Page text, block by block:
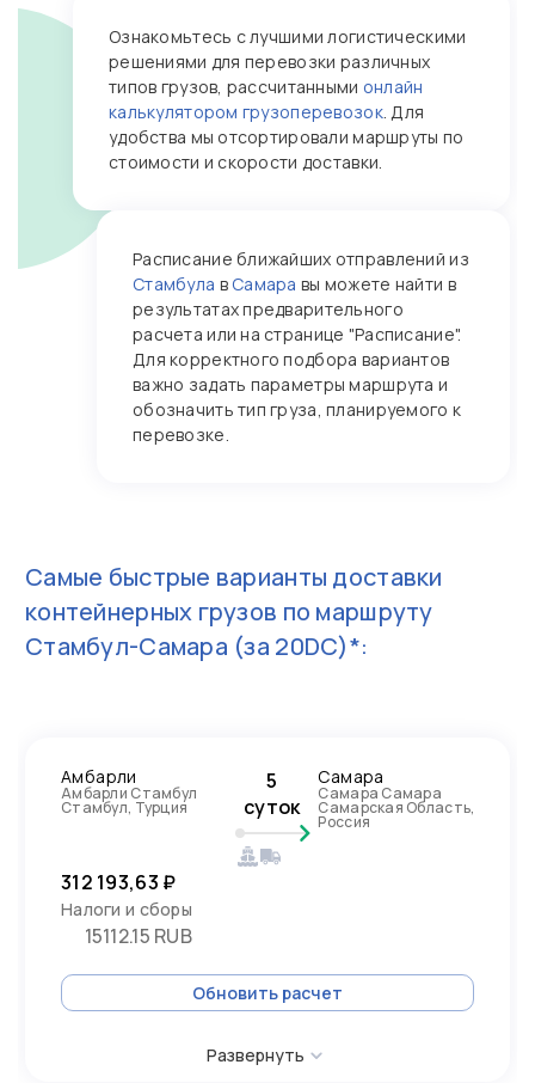
Ознакомьтесь с лучшими логистическими
решениями для перевозки различных
типов грузов, рассчитанными онлайн
калькулятором грузоперевозок. Для
удобства мы отсортировали маршруты по
стоимости и скорости доставки.
Расписание ближайших отправлений из
Стамбула в Самара вы можете найти в
результатах предварительного
расчета или на странице "Расписание".
Для корректного подбора вариантов
важно задать параметры маршрута и
обозначить тип груза, планируемого к
перевозке.
Самые быстрые варианты доставки
контейнерных грузов по маршруту
Стамбул-Самара (за 20DC)*:
Амбарли
Амбарли Стамбул
Стамбул, Турция
5
суток
Самара
Самара Самара
Самарская Область,
Россия
312 193,63 ₽
Налоги и сборы
15112.15 RUB
Обновить расчет
Развернуть